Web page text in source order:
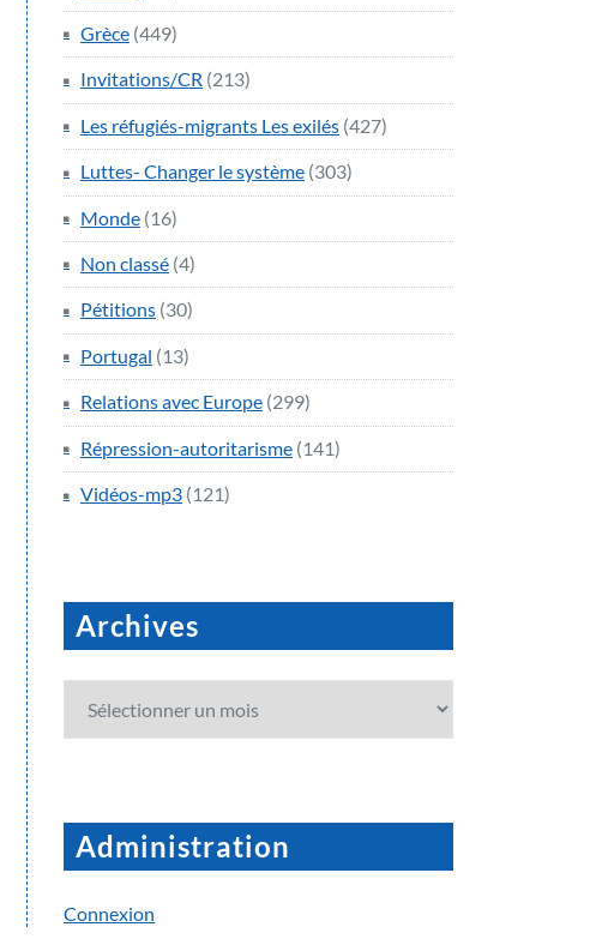
Grèce (449)
Invitations/CR (213)
Les réfugiés-migrants Les exilés (427)
Luttes- Changer le système (303)
Monde (16)
Non classé (4)
Pétitions (30)
Portugal (13)
Relations avec Europe (299)
Répression-autoritarisme (141)
Vidéos-mp3 (121)
Archives
Administration
Connexion